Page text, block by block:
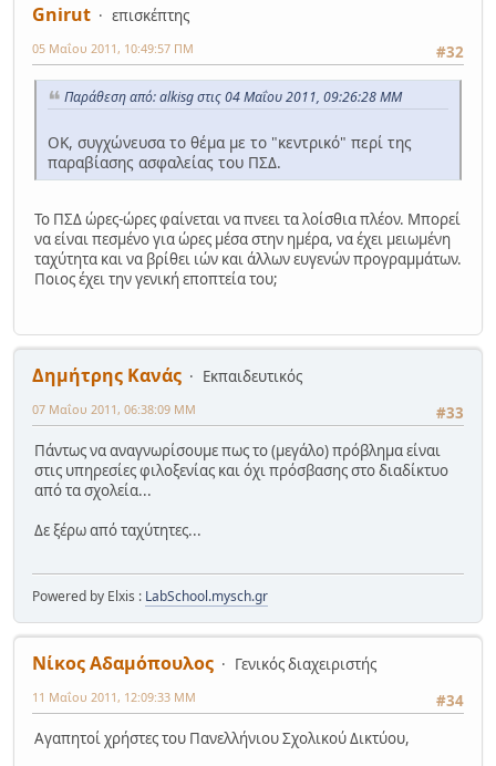
Gnirut
επισκέπτης
#32
05 Μαΐου 2011, 10:49:57 ΠΜ
Παράθεση από: alkisg στις 04 Μαΐου 2011, 09:26:28 ΜΜ
ΟΚ, συγχώνευσα το θέμα με το "κεντρικό" περί της
παραβίασης ασφαλείας του ΠΣΔ.
Το ΠΣΔ ώρες-ώρες φαίνεται να πνεει τα λοίσθια πλέον. Μπορεί
να είναι πεσμένο για ώρες μέσα στην ημέρα, να έχει μειωμένη
ταχύτητα και να βρίθει ιών και άλλων ευγενών προγραμμάτων.
Ποιος έχει την γενική εποπτεία του;
Δημήτρης Κανάς
Εκπαιδευτικός
#33
07 Μαΐου 2011, 06:38:09 ΜΜ
Πάντως να αναγνωρίσουμε πως το (μεγάλο) πρόβλημα είναι
στις υπηρεσίες φιλοξενίας και όχι πρόσβασης στο διαδίκτυο
από τα σχολεία...
Δε ξέρω από ταχύτητες...
Powered by Elxis : LabSchool.mysch.gr
Νίκος Αδαμόπουλος
Γενικός διαχειριστής
#34
11 Μαΐου 2011, 12:09:33 ΜΜ
Αγαπητοί χρήστες του Πανελλήνιου Σχολικού Δικτύου,